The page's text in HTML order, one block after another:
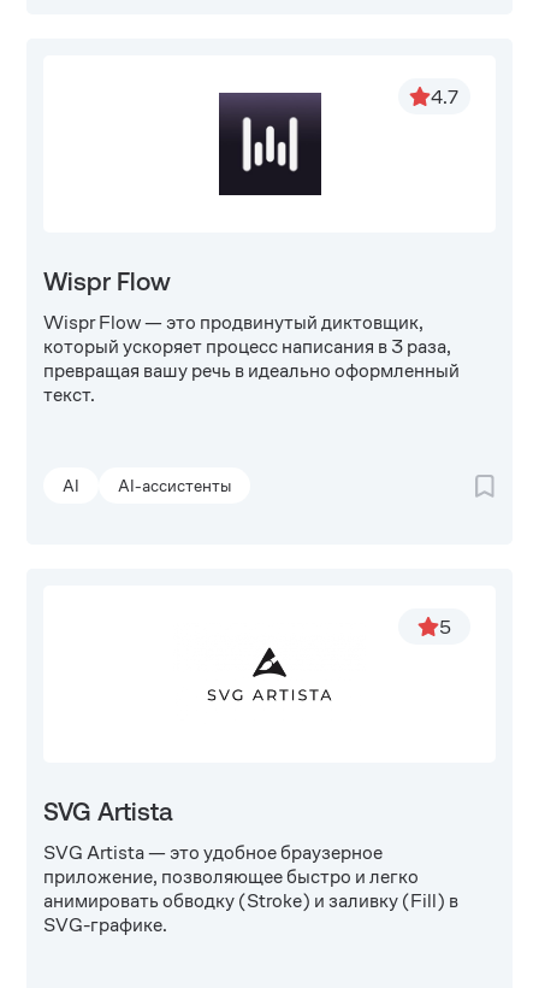
4.7
Wispr Flow
Wispr Flow — это продвинутый диктовщик,
который ускоряет процесс написания в 3 раза,
превращая вашу речь в идеально оформленный
текст.
AI AI-ассистенты
5
SVG Artista
SVG Artista — это удобное браузерное
приложение, позволяющее быстро и легко
анимировать обводку (Stroke) и заливку (Fill) в
SVG-графике.